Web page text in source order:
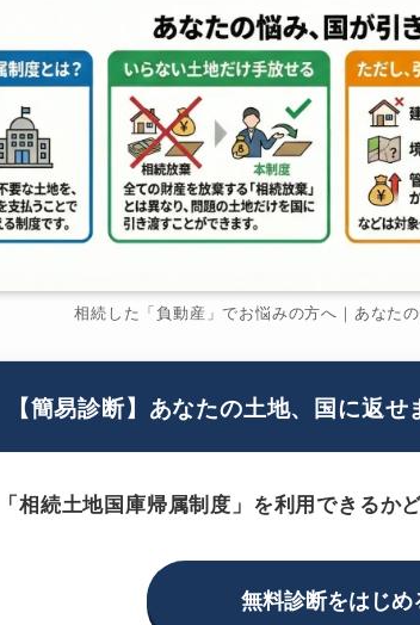
相続した「負動産」でお悩みの方へ｜あなた
【簡易診断】あなたの土地、国に返せ
「相続土地国庫帰属制度」を利用できるか
無料診断をはじめ